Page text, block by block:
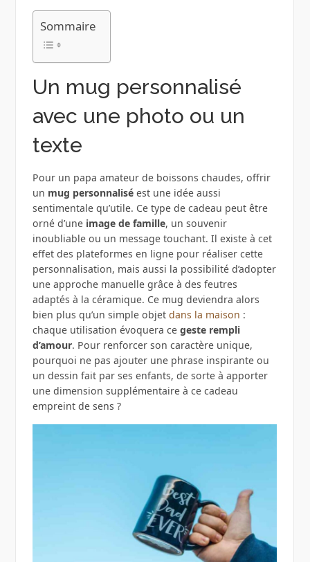
Sommaire
Un mug personnalisé
avec une photo ou un
texte
Pour un papa amateur de boissons chaudes, offrir
un mug personnaliséest une idée aussi
sentimentale qu’utile. Ce type de cadeau peut être
orné d’une image de famille, un souvenir
inoubliable ou un message touchant. Il existe à cet
effet des plateformes en ligne pour réaliser cette
personnalisation, mais aussi la possibilité d’adopter
une approche manuelle grâce à des feutres
adaptés à la céramique. Ce mug deviendra alors
bien plus qu’un simple objet dans la maison :
chaque utilisation évoquera ce geste rempli
d’amour. Pour renforcer son caractère unique,
pourquoi ne pas ajouter une phrase inspirante ou
un dessin fait par ses enfants, de sorte à apporter
une dimension supplémentaire à ce cadeau
empreint de sens ?